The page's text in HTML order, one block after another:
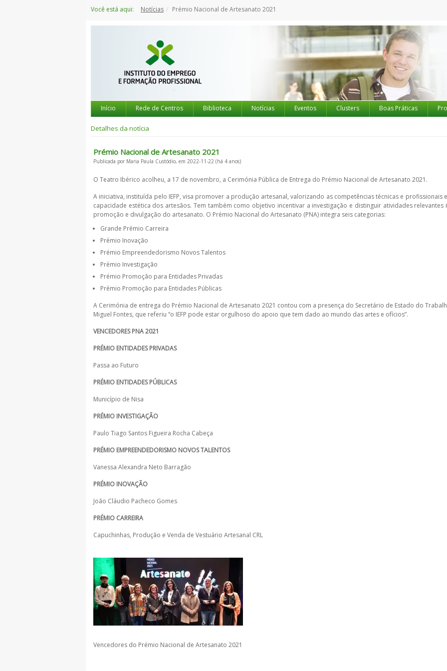
para
Você está aqui: Notícias Prémio Nacional de Artesanato 2021
Início Rede de Centros Biblioteca Notícias Eventos Clusters Boas Práticas
Detalhes da notícia
Prémio Nacional de Artesanato 2021
Publicada por Maria Paula Custódio, em 2022-11-22 (há 4 anos)
O Teatro Ibérico acolheu, a 17 de novembro, a Cerimónia Pública de Entrega do Prémio Nacional de Artesanato 2021.
A iniciativa, instituída pelo IEFP, visa promover a produção artesanal, valorizando as competências técnicas e profissionais
capacidade estética dos artesãos. Tem também como objetivo incentivar a investigação e distinguir atividades relevantes
promoção e divulgação do artesanato. O Prémio Nacional do Artesanato (PNA) integra seis categorias:
Grande Prémio Carreira
Prémio Inovação
Prémio Empreendedorismo Novos Talentos
Prémio Investigação
Prémio Promoção para Entidades Privadas
Prémio Promoção para Entidades Públicas
A Cerimónia de entrega do Prémio Nacional de Artesanato 2021 contou com a presença do Secretário de Estado do
Miguel Fontes, que referiu “o IEFP pode estar orgulhoso do apoio que tem dado ao mundo das artes e ofícios”.
VENCEDORES PNA 2021
PRÉMIO ENTIDADES PRIVADAS
Passa ao Futuro
PRÉMIO ENTIDADES PÚBLICAS
Município de Nisa
PRÉMIO INVESTIGAÇÃO
Paulo Tiago Santos Figueira Rocha Cabeça
PRÉMIO EMPREENDEDORISMO NOVOS TALENTOS
Vanessa Alexandra Neto Barragão
PRÉMIO INOVAÇÃO
João Cláudio Pacheco Gomes
PRÉMIO CARREIRA
Capuchinhas, Produção e Venda de Vestuário Artesanal CRL
Vencedores do Prémio Nacional de Artesanato 2021